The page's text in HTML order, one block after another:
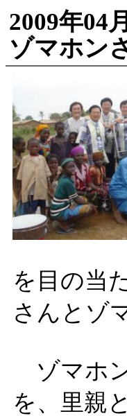
2009年04
ゾマホン
を目の当
さんとゾ
ゾマホ
を、里親